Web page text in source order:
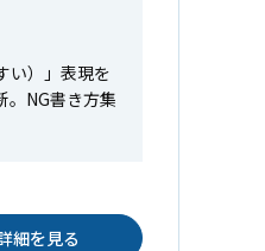
い）」表現を
。NG書き方集
細を見る